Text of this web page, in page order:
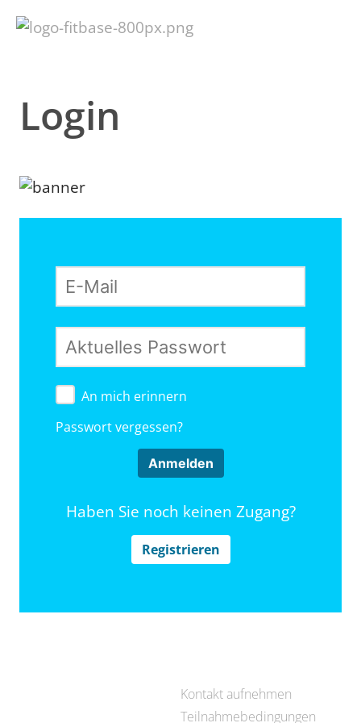
Login
An mich erinnern
Passwort vergessen?
Haben Sie noch keinen Zugang?
Registrieren
Kontakt aufnehmen
Teilnahmebedingungen